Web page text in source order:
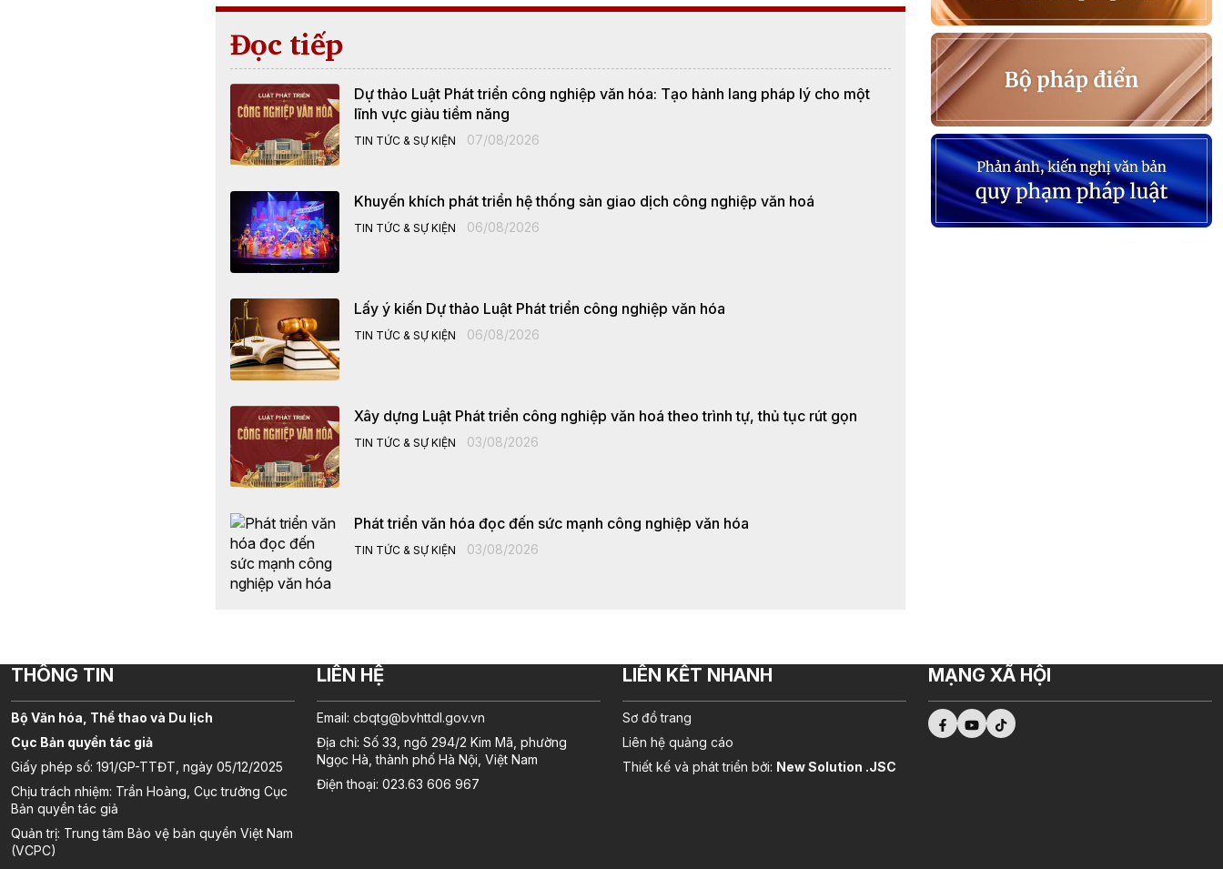
Đọc tiếp
Dự thảo Luật Phát triển công nghiệp văn hóa: Tạo hành lang pháp lý cho một
lĩnh vực giàu tiềm năng
TIN TỨC & SỰ KIỆN 07/08/2026
Khuyến khích phát triển hệ thống sàn giao dịch công nghiệp văn hoá
TIN TỨC & SỰ KIỆN 06/08/2026
Lấy ý kiến Dự thảo Luật Phát triển công nghiệp văn hóa
TIN TỨC & SỰ KIỆN 06/08/2026
Xây dựng Luật Phát triển công nghiệp văn hoá theo trình tự, thủ tục rút gọn
TIN TỨC & SỰ KIỆN 03/08/2026
Phát triển văn hóa đọc đến sức mạnh công nghiệp văn hóa
TIN TỨC & SỰ KIỆN 03/08/2026
THÔNG TIN
Bộ Văn hóa, Thể thao và Du lịch
Cục Bản quyền tác giả
Giấy phép số: 191/GP-TTĐT, ngày 05/12/2025
Chịu trách nhiệm: Trần Hoàng, Cục trưởng Cục
Bản quyền tác giả
Quản trị: Trung tâm Bảo vệ bản quyền Việt Nam
(VCPC)
LIÊN HỆ
Email: cbqtg@bvhttdl.gov.vn
Địa chỉ: Số 33, ngõ 294/2 Kim Mã, phường
Ngọc Hà, thành phố Hà Nội, Việt Nam
Điện thoại: 023.63 606 967
LIÊN KẾT NHANH
Sơ đồ trang
Liên hệ quảng cáo
Thiết kế và phát triển bởi: New Solution .JSC
MẠNG XÃ HỘI